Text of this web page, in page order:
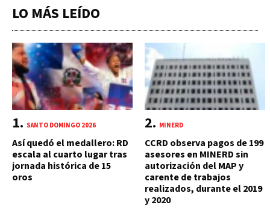
LO MÁS LEÍDO
SANTO DOMINGO 2026
Así quedó el medallero: RD
escala al cuarto lugar tras
jornada histórica de 15
oros
MINERD
CCRD observa pagos de 199
asesores en MINERD sin
autorización del MAP y
carente de trabajos
realizados, durante el 2019
y 2020